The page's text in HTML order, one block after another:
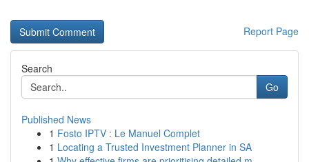
Report Page
Search
Go
Published News
1 Fosto IPTV : Le Manuel Complet
1 Locating a Trusted Investment Planner in SA